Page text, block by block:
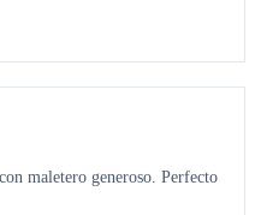
maletero generoso. Perfecto